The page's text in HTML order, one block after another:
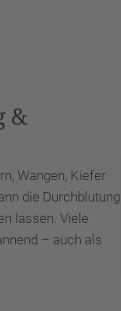
&
Wangen, Kiefer
die Durchblutung
lassen. Viele
– auch als